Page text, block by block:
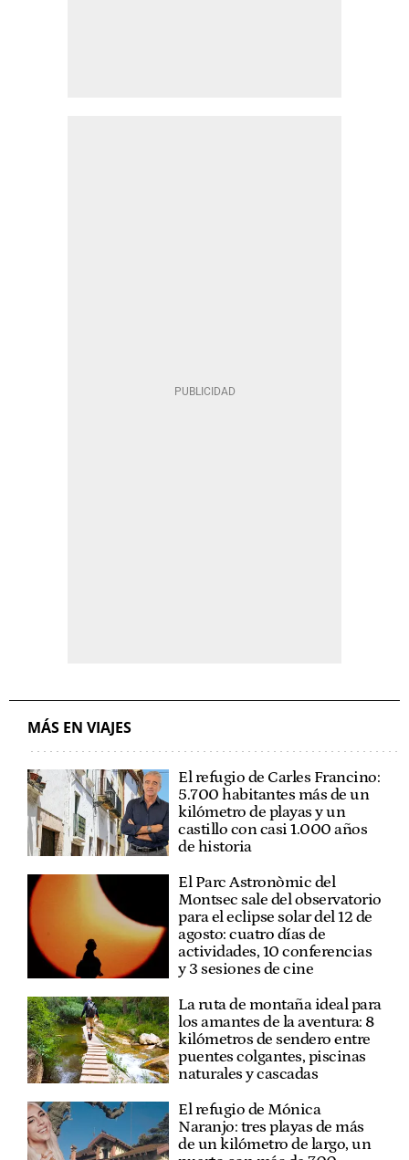
MÁS EN VIAJES
El refugio de Carles Francino:
5.700 habitantes más de un
kilómetro de playas y un
castillo con casi 1.000 años
de historia
El Parc Astronòmic del
Montsec sale del observatorio
para el eclipse solar del 12 de
agosto: cuatro días de
actividades, 10 conferencias
y 3 sesiones de cine
La ruta de montaña ideal para
los amantes de la aventura: 8
kilómetros de sendero entre
puentes colgantes, piscinas
naturales y cascadas
El refugio de Mónica
Naranjo: tres playas de más
de un kilómetro de largo, un